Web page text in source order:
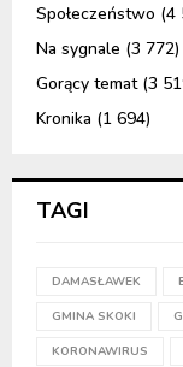
Społeczeństwo (4
Na sygnale (3 772)
Gorący temat(3
Kronika (1 694)
TAGI
DAMASŁAWEK
GMINA SKOKI
KORONAWIRUS